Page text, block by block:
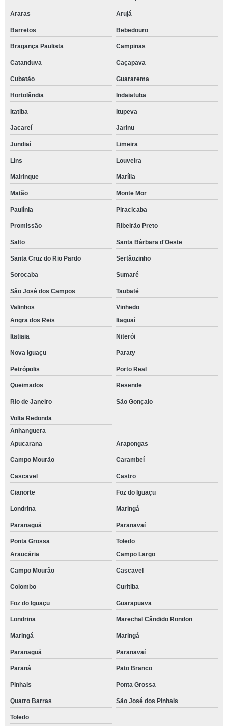
Araras Arujá
Barretos Bebedouro
Bragança Paulista Campinas
Catanduva Caçapava
Cubatão Guararema
Hortolândia Indaiatuba
Itatiba Itupeva
Jacareí Jarinu
Jundiaí Limeira
Lins Louveira
Mairinque Marília
Matão Monte Mor
Paulínia Piracicaba
Promissão Ribeirão Preto
Salto Santa Bárbara d'Oeste
Santa Cruz do Rio Pardo Sertãozinho
Sorocaba Sumaré
São José dos Campos Taubaté
Valinhos
Vinhedo
Angra dos Reis
Itaguaí
Itatiaia Niterói
Nova Iguaçu Paraty
Petrópolis Porto Real
Queimados Resende
Rio de Janeiro São Gonçalo
Volta Redonda
Anhanguera
Apucarana
Arapongas
Campo Mourão Carambeí
Cascavel Castro
Cianorte Foz do Iguaçu
Londrina Maringá
Paranaguá Paranavaí
Ponta Grossa
Toledo
Araucária
Campo Largo
Campo Mourão Cascavel
Colombo Curitiba
Foz do Iguaçu Guarapuava
Londrina Marechal Cândido Rondon
Maringá Maringá
Paranaguá Paranavaí
Paraná Pato Branco
Pinhais Ponta Grossa
Quatro Barras São José dos Pinhais
Toledo